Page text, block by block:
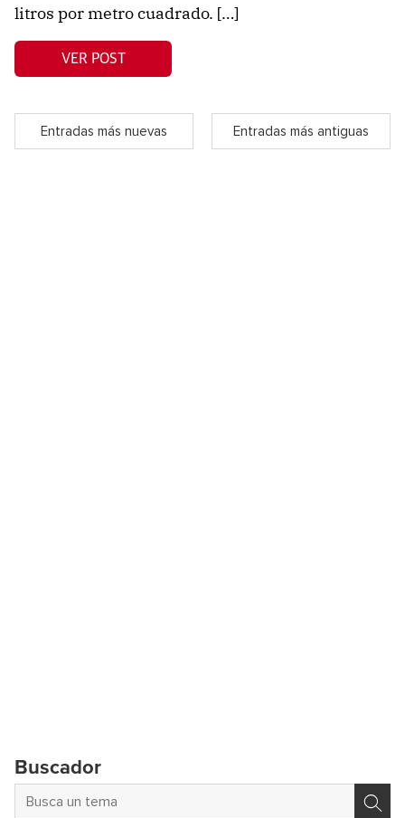
litros por metro cuadrado. […]
VER POST
Entradas más nuevas Entradas más antiguas
Buscador